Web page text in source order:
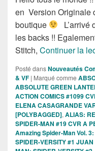
en Version Originale
boutique
les backs !!
Stitch, Continuer la
Posté dansNouveautés
& VF | Marqué comme
ABSOLUTE GREEN
ACTION COMICS #1099
ELENA CASAGRANDE
[POLYBAGGED], ALIAS:
SPIDER-MAN #19 CVR A
Amazing Spider-Man Vol.
SPIDER-VERSITY #1 JUAN